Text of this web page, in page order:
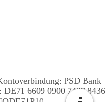
PSD Bank
6609 0900 7497 8436